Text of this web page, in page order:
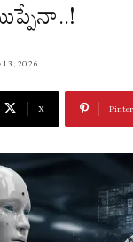
13, 2026
X